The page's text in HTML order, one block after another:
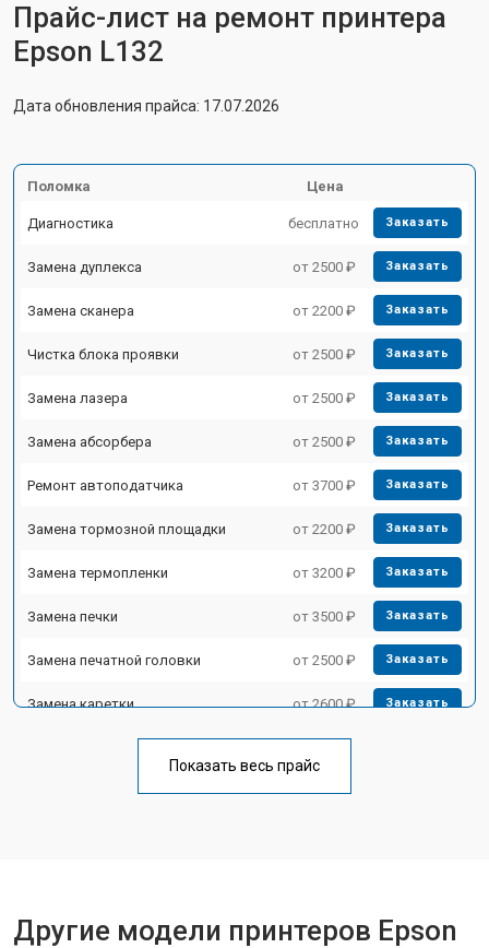
Прайс-лист на ремонт принтера
Epson L132
Дата обновления прайса: 17.07.2026
Поломка Цена
Диагностика бесплатно Заказать
Замена дуплекса от 2500 ₽ Заказать
Замена сканера от 2200 ₽ Заказать
Чистка блока проявки от 2500 ₽ Заказать
Замена лазера от 2500 ₽ Заказать
Замена абсорбера от 2500 ₽ Заказать
Ремонт автоподатчика от 3700 ₽ Заказать
Замена тормозной площадки от 2200 ₽ Заказать
Замена термопленки от 3200 ₽ Заказать
Замена печки от 3500 ₽ Заказать
Замена печатной головки от 2500 ₽ Заказать
Замена каретки от 2600 ₽ Заказать
Замена блока питания от 2300 ₽
Показать весь прайс
Другие модели принтеров Epson